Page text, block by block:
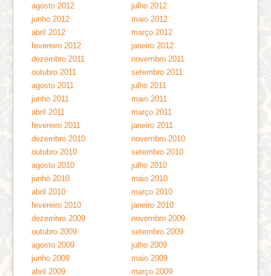
agosto 2012
julho 2012
junho 2012
maio 2012
abril 2012
março 2012
fevereiro 2012
janeiro 2012
dezembro 2011
novembro 2011
outubro 2011
setembro 2011
agosto 2011
julho 2011
junho 2011
maio 2011
abril 2011
março 2011
fevereiro 2011
janeiro 2011
dezembro 2010
novembro 2010
outubro 2010
setembro 2010
agosto 2010
julho 2010
junho 2010
maio 2010
abril 2010
março 2010
fevereiro 2010
janeiro 2010
dezembro 2009
novembro 2009
outubro 2009
setembro 2009
agosto 2009
julho 2009
junho 2009
maio 2009
abril 2009
março 2009